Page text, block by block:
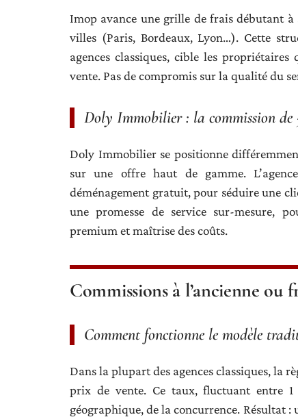
Imop avance une grille de frais débutant à
villes (Paris, Bordeaux, Lyon…). Cette
agences classiques, cible les
vente. Pas de compromis sur la qualité du
Doly Immobilier : la commission de
Doly Immobilier se positionne
sur une offre haut de gamme.
déménagement gratuit, pour séduire une
une promesse de service sur-mesure,
premium et maîtrise des coûts.
Commissions à l’ancienne ou
Comment fonctionne le modèle
Dans la plupart des agences classiques, la
prix de vente. Ce taux, fluctuant entre
géographique, de la concurrence. Résultat